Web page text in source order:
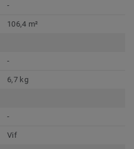
-
106,4 m²
-
6,7 kg
-
Vif